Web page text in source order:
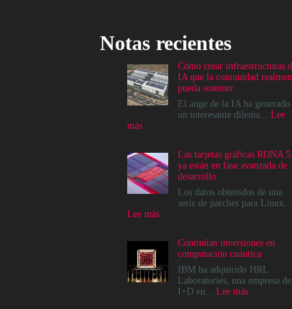
Notas recientes
Cómo crear infraestructuras
IA que la comunidad
pueda sostener
El auge de la IA ha generado
un interesante dilema... Lee
más:
infraestructuras
de
IA
que
comunidad
Las tarjetas gráficas RDNA 5
ya están en fase avanzada de
desarrollo
Los datos obtenidos de una
serie de parches para Linux...
Lee más:
gráficas
RDNA
5
ya
Continúan inversiones en
computación cuántica
IBM ha adquirido HRL
Laboratories, una empresa de
I+D en... Lee más: